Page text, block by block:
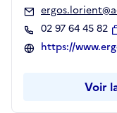
02 97 64 45 82
https://
Voir